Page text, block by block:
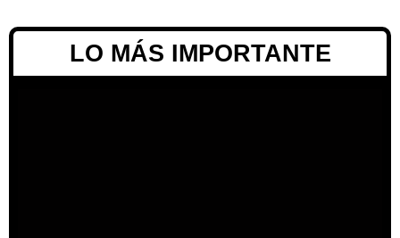
LO MÁS IMPORTANTE